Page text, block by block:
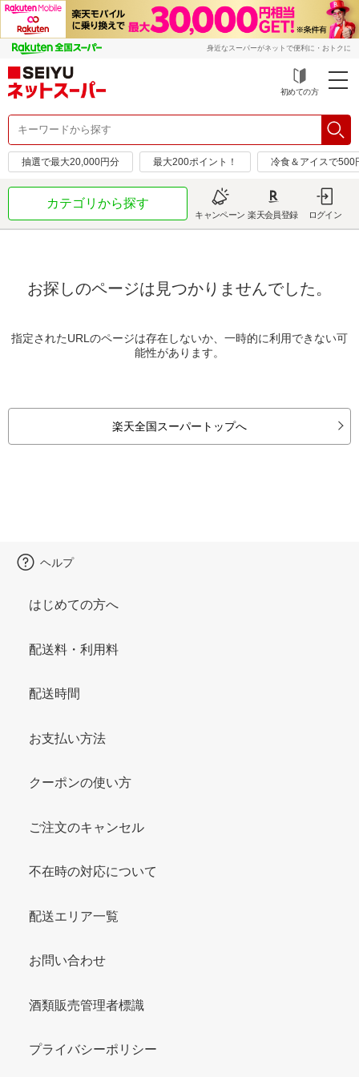
身近なスーパーがネットで便利に・おトクに
初めての方
抽選で最大20,000円分 最大200ポイント！ 冷食＆アイスで500
カテゴリから探す
キャンペーン 楽天会員登録 ログイン
お探しのページは見つかりませんでした。
指定されたURLのページは存在しないか、一時的に利用できない可
能性があります。
楽天全国スーパートップへ
ヘルプ
はじめての方へ
配送料・利用料
配送時間
お支払い方法
クーポンの使い方
ご注文のキャンセル
不在時の対応について
配送エリア一覧
お問い合わせ
酒類販売管理者標識
プライバシーポリシー